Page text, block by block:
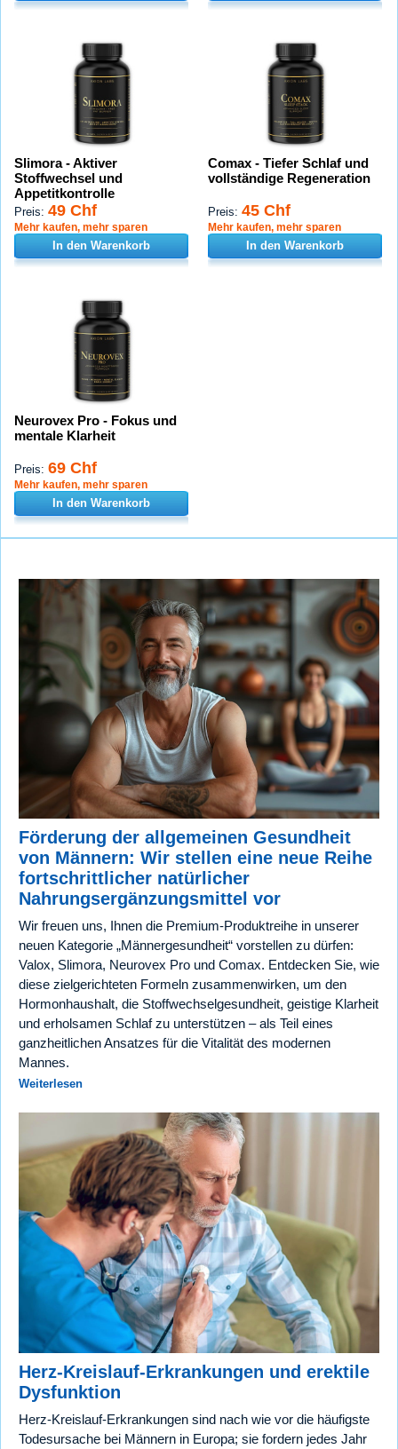
Slimora - Aktiver
Stoffwechsel und
Appetitkontrolle
Preis: 49 Chf
Mehr kaufen, mehr sparen
In den Warenkorb
Comax - Tiefer Schlaf und
vollständige Regeneration
Preis: 45 Chf
Mehr kaufen, mehr sparen
In den Warenkorb
Neurovex Pro - Fokus und
mentale Klarheit
Preis: 69 Chf
Mehr kaufen, mehr sparen
In den Warenkorb
Förderung der allgemeinen Gesundheit
von Männern: Wir stellen eine neue Reihe
fortschrittlicher natürlicher
Nahrungsergänzungsmittel vor
Wir freuen uns, Ihnen die Premium-Produktreihe in unserer
neuen Kategorie „Männergesundheit“ vorstellen zu dürfen:
Valox, Slimora, Neurovex Pro und Comax. Entdecken Sie, wie
diese zielgerichteten Formeln zusammenwirken, um den
Hormonhaushalt, die Stoffwechselgesundheit, geistige Klarheit
und erholsamen Schlaf zu unterstützen – als Teil eines
ganzheitlichen Ansatzes für die Vitalität des modernen
Mannes.
Weiterlesen
Herz-Kreislauf-Erkrankungen und erektile
Dysfunktion
Herz-Kreislauf-Erkrankungen sind nach wie vor die häufigste
Todesursache bei Männern in Europa; sie fordern jedes Jahr